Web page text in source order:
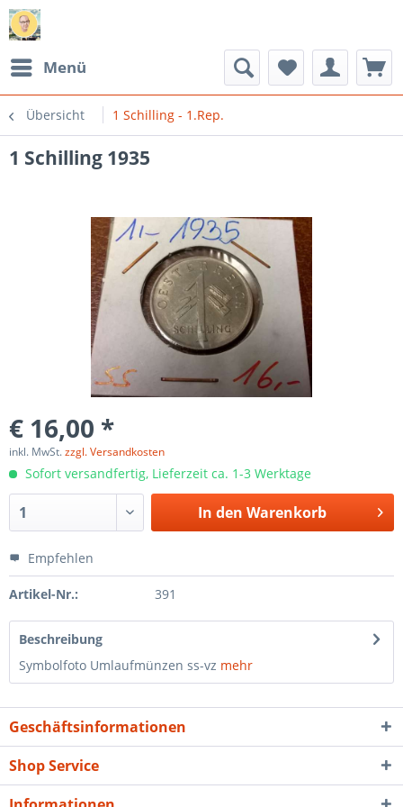
Menü
Übersicht 1 Schilling - 1.Rep.
1 Schilling 1935
€ 16,00 *
inkl. MwSt.zzgl. Versandkosten
Sofort versandfertig, Lieferzeit ca. 1-3 Werktage
In den Warenkorb
Empfehlen
Artikel-Nr.: 391
Beschreibung
Symbolfoto Umlaufmünzen ss-vz mehr
Geschäftsinformationen
Shop Service